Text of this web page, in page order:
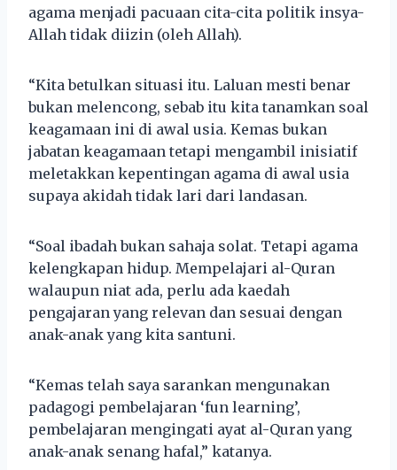
agama menjadi pacuaan cita-cita politik insya-
Allah tidak diizin (oleh Allah).
“Kita betulkan situasi itu. Laluan mesti benar
bukan melencong, sebab itu kita tanamkan soal
keagamaan ini di awal usia. Kemas bukan
jabatan keagamaan tetapi mengambil inisiatif
meletakkan kepentingan agama di awal usia
supaya akidah tidak lari dari landasan.
“Soal ibadah bukan sahaja solat. Tetapi agama
kelengkapan hidup. Mempelajari al-Quran
walaupun niat ada, perlu ada kaedah
pengajaran yang relevan dan sesuai dengan
anak-anak yang kita santuni.
“Kemas telah saya sarankan mengunakan
padagogi pembelajaran ‘fun learning’,
pembelajaran mengingati ayat al-Quran yang
anak-anak senang hafal,” katanya.